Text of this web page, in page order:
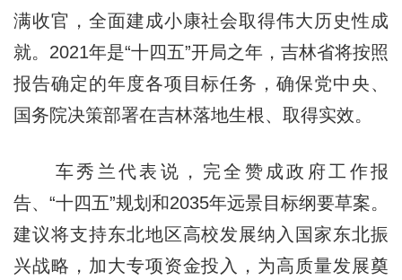
满收官，全面建成小康社会取得伟大历史性成
就。2021年是“十四五”开局之年，吉林省将按照
报告确定的年度各项目标任务，确保党中央、
国务院决策部署在吉林落地生根、取得实效。
车秀兰代表说，完全赞成政府工作报
告、“十四五”规划和2035年远景目标纲要草案。
建议将支持东北地区高校发展纳入国家东北振
兴战略，加大专项资金投入，为高质量发展奠